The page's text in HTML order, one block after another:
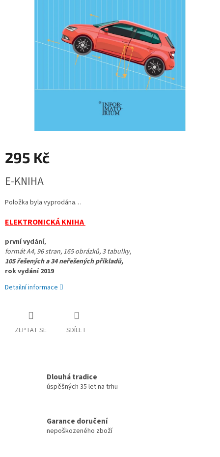
295 Kč
cena:
E-KNIHA
Položka byla vyprodána…
ELEKTRONICKÁ KNIHA
první vydání,
formát A4, 96 stran, 165 obrázků, 3 tabulky,
105 řešených a 34 neřešených příkladů,
rok vydání 2019
Detailní informace
ZEPTAT SE SDÍLET
Dlouhá tradice
úspěšných 35 let na trhu
Garance doručení
nepoškozeného zboží